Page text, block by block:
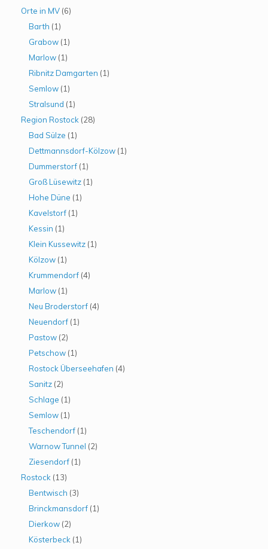
Orte in MV (6)
Barth (1)
Grabow (1)
Marlow (1)
Ribnitz Damgarten (1)
Semlow (1)
Stralsund (1)
Region Rostock (28)
Bad Sülze (1)
Dettmannsdorf-Kölzow (1)
Dummerstorf (1)
Groß Lüsewitz (1)
Hohe Düne (1)
Kavelstorf (1)
Kessin (1)
Klein Kussewitz (1)
Kölzow (1)
Krummendorf (4)
Marlow (1)
Neu Broderstorf (4)
Neuendorf (1)
Pastow (2)
Petschow (1)
Rostock Überseehafen (4)
Sanitz (2)
Schlage (1)
Semlow (1)
Teschendorf (1)
Warnow Tunnel (2)
Ziesendorf (1)
Rostock (13)
Bentwisch (3)
Brinckmansdorf (1)
Dierkow (2)
Kösterbeck (1)